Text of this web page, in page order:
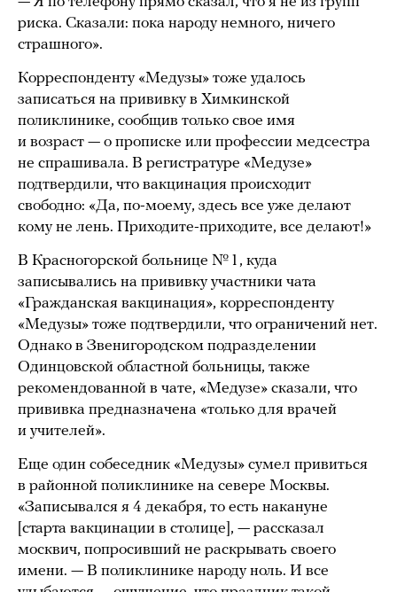
риска. Сказали: пока народу немного, ничего
страшного».
Корреспонденту «Медузы» тоже удалось
записаться на прививку в Химкинской
поликлинике, сообщив только свое имя
и возраст — о прописке или профессии медсестра
не спрашивала. В регистратуре «Медузе»
подтвердили, что вакцинация происходит
свободно: «Да, по-моему, здесь все уже делают
кому не лень. Приходите-приходите, все делают!»
В Красногорской больнице № 1, куда
записывались на прививку участники чата
«Гражданская вакцинация», корреспонденту
«Медузы» тоже подтвердили, что ограничений нет.
Однако в Звенигородском подразделении
Одинцовской областной больницы, также
рекомендованной в чате, «Медузе» сказали, что
прививка предназначена «только для врачей
и учителей».
Еще один собеседник «Медузы» сумел привиться
в районной поликлинике на севере Москвы.
«Записывался я 4 декабря, то есть накануне
[старта вакцинации в столице], — рассказал
москвич, попросивший не раскрывать своего
имени. — В поликлинике народу ноль. И все